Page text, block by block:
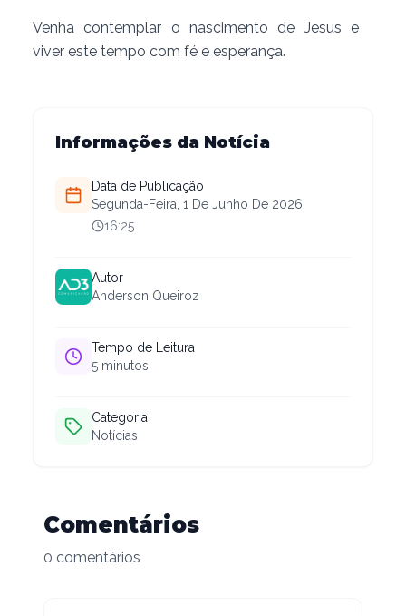
Venha contemplar o nascimento de Jesus e
viver este tempo com fé e esperança.
Informações da Notícia
Data de Publicação
Segunda-Feira, 1 De Junho De 2026
16:25
Autor
Anderson Queiroz
Tempo de Leitura
5 minutos
Categoria
Notícias
Comentários
0 comentários